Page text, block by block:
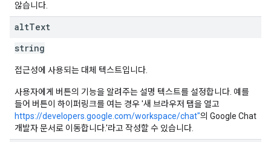
않습니다.
altText
string
접근성에 사용되는 대체 텍스트입니다.
사용자에게 버튼의 기능을 알려주는 설명 텍스트를 설정합니다. 예를
들어 버튼이 하이퍼링크를 여는 경우 '새 브라우저 탭을 열고
https://developers.google.com/workspace/chat"의 Google Chat
개발자 문서로 이동합니다.'라고 작성할 수 있습니다.